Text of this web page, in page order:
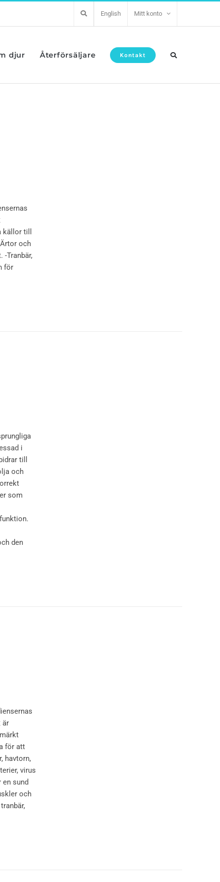
English Mitt konto
djur Återförsäljare Kontakt
till
och
Tranbär,
för
i
till
och
som
den
är
för att
havtorn,
virus
sund
och